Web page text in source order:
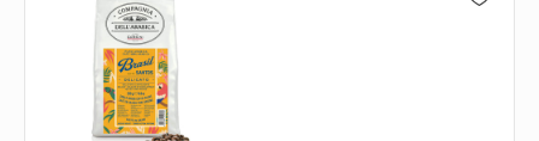
Vai all'articolo 2